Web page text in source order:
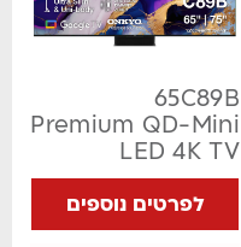
65C89B
Premium QD-Mini
LED 4K TV
לפרטים נוספים